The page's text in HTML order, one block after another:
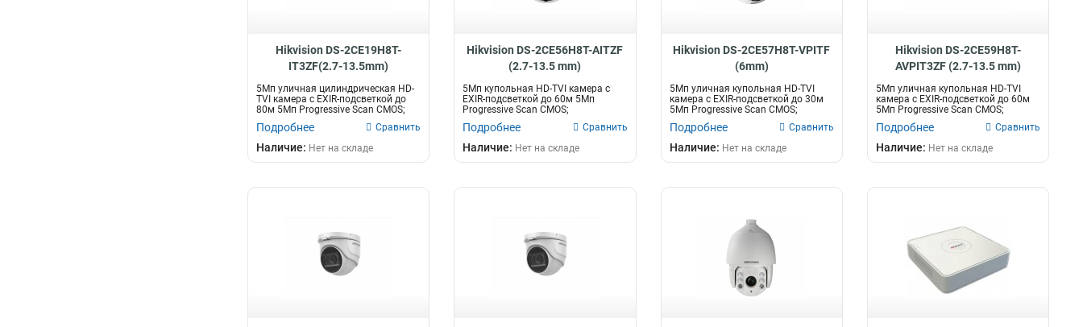
Hikvision DS-2CE19H8T-
IT3ZF(2.7-13.5mm)
5Мп уличная цилиндрическая HD-
TVI камера с EXIR-подсветкой до
80м 5Мп Progressive Scan CMOS;
Подробнее Сравнить
Наличие: Нет на складе
Hikvision DS-2CE56H8T-AITZF
(2.7-13.5 mm)
5Мп купольная HD-TVI камера с
EXIR-подсветкой до 60м 5Мп
Progressive Scan CMOS;
моторизированны...
Подробнее Сравнить
Наличие: Нет на складе
Hikvision DS-2CE57H8T-VPITF
(6mm)
5Мп уличная купольная HD-TVI
камера с EXIR-подсветкой до 30м
5Мп Progressive Scan CMOS;
объекти...
Подробнее Сравнить
Наличие: Нет на складе
Hikvision DS-2CE59H8T-
AVPIT3ZF (2.7-13.5 mm)
5Мп уличная купольная HD-TVI
камера с EXIR-подсветкой до 60м
5Мп Progressive Scan CMOS;
моториз...
Подробнее Сравнить
Наличие: Нет на складе